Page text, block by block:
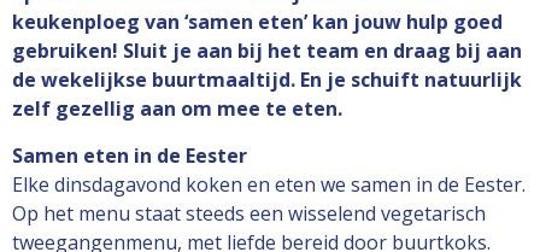
keukenploeg van ‘samen eten’ kan jouw hulp goed
gebruiken! Sluit je aan bij het team en draag bij aan
de wekelijkse buurtmaaltijd. En je schuift natuurlijk
zelf gezellig aan om mee te eten.
Samen eten in de Eester
Elke dinsdagavond koken en eten we samen in de Eester.
Op het menu staat steeds een wisselend vegetarisch
tweegangenmenu, met liefde bereid door buurtkoks.